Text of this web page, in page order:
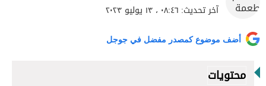
آخر تحديث: ٠٨:٤٦ ، ١٣ يوليو ٢٠٢٣
أضف موضوع كمصدر مفضل في جوجل
محتويات